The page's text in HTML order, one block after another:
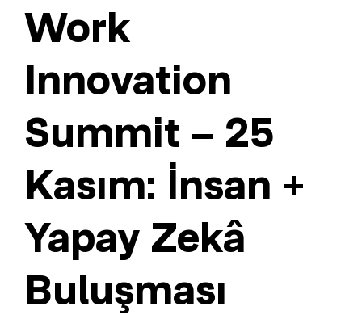
Work
Innovation
Summit – 25
Kasım: İnsan +
Yapay Zekâ
Buluşması